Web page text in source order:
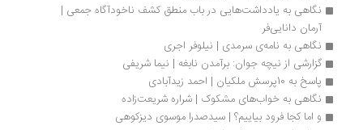
نگاهی به یادداشت‌هایی در باب منطق کشف ناخودآگاه جمعی |
آرمان دانایی‌فر
نگاهی به نامه‌ی سرمدی | نیلوفر اجری
گزارشی از نیچه جوان: برآمدن نابغه | نیما شریفی
پاسخ به 10پرسش ملکیان | احمد زیدآبادی
نگاهی به خواب‌های مشکوک | شراره شریعت‌زاده
و اما کجا فرود بیاییم؟ | سیدصدرا موسوی دیزکوهی